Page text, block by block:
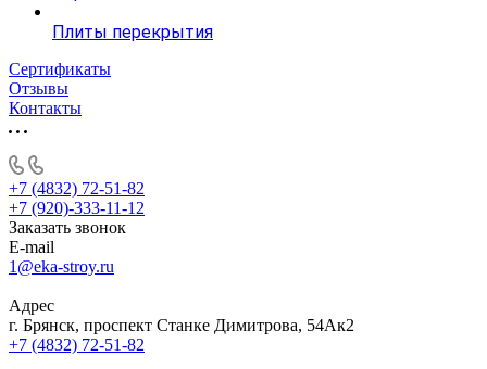
Плиты перекрытия
Сертификаты
Отзывы
Контакты
+7 (4832) 72-51-82
+7 (920)-333-11-12
Заказать звонок
E-mail
1@eka-stroy.ru
Адрес
г. Брянск, проспект Станке Димитрова, 54Ак2
+7 (4832) 72-51-82